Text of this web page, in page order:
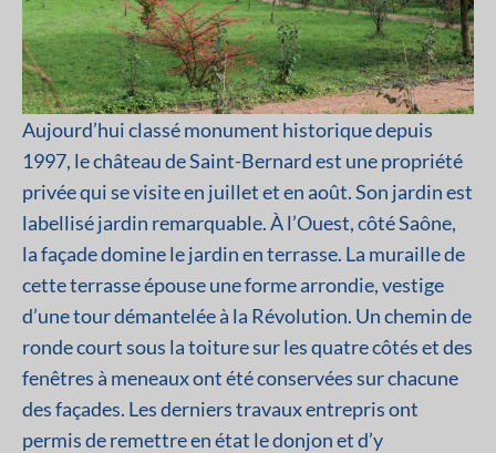
Aujourd’hui classé monument historique depuis
1997, le château de Saint-Bernard est une propriété
privée qui se visite en juillet et en août. Son jardin est
labellisé jardin remarquable. À l’Ouest, côté Saône,
la façade domine le jardin en terrasse. La muraille de
cette terrasse épouse une forme arrondie, vestige
d’une tour démantelée à la Révolution. Un chemin de
ronde court sous la toiture sur les quatre côtés et des
fenêtres à meneaux ont été conservées sur chacune
des façades. Les derniers travaux entrepris ont
permis de remettre en état le donjon et d’y